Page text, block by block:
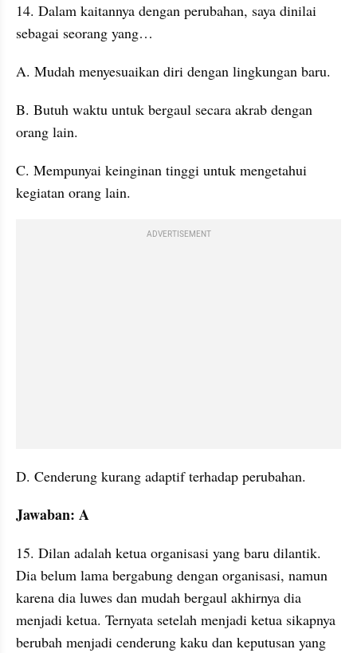
14. Dalam kaitannya dengan perubahan, saya dinilai
sebagai seorang yang…
A. Mudah menyesuaikan diri dengan lingkungan baru.
B. Butuh waktu untuk bergaul secara akrab dengan
orang lain.
C. Mempunyai keinginan tinggi untuk mengetahui
kegiatan orang lain.
ADVERTISEMENT
D. Cenderung kurang adaptif terhadap perubahan.
Jawaban: A
15. Dilan adalah ketua organisasi yang baru dilantik.
Dia belum lama bergabung dengan organisasi, namun
karena dia luwes dan mudah bergaul akhirnya dia
menjadi ketua. Ternyata setelah menjadi ketua sikapnya
berubah menjadi cenderung kaku dan keputusan yang